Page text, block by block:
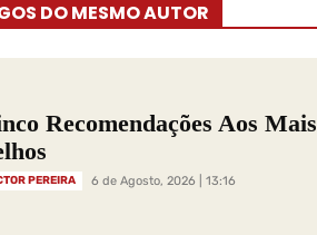
DO MESMO AUTOR
Recomendações Aos Mais
PEREIRA 6 de Agosto, 2026 | 13:16